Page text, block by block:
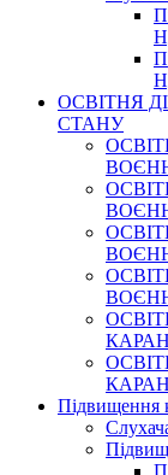
ОСВІТНЯ
СТАНУ
Підвищення